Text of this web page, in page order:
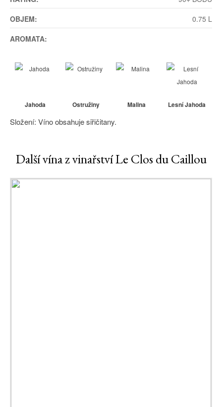
OBJEM:
0.75 L
AROMATA:
Jahoda Ostružiny Malina Lesní Jahoda
Složení: Víno obsahuje siřičitany.
Další vína z vinařství Le Clos du Caillou